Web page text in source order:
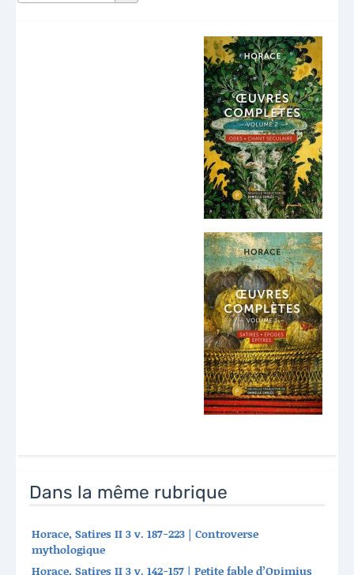
Dernières publications
Dans la même rubrique
Horace, Satires II 3 v. 187-223 | Controverse
mythologique
Horace, Satires II 3 v. 142-157 | Petite fable d’Opimius